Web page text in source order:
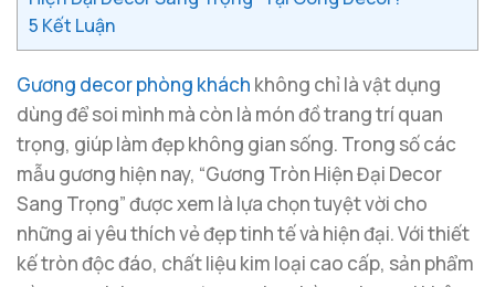
5 Kết Luận
Gương decor phòng khách không chỉ là vật dụng
dùng để soi mình mà còn là món đồ trang trí quan
trọng, giúp làm đẹp không gian sống. Trong số các
mẫu gương hiện nay, “Gương Tròn Hiện Đại Decor
Sang Trọng” được xem là lựa chọn tuyệt vời cho
những ai yêu thích vẻ đẹp tinh tế và hiện đại. Với thiết
kế tròn độc đáo, chất liệu kim loại cao cấp, sản phẩm